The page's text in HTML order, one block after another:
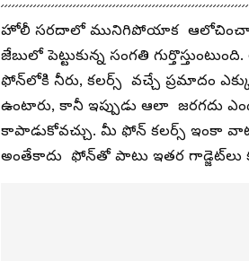
హోలీ సరదాలో మునిగిపోయాక
జేబులో పెట్టుకున్న సంగతి
ఫోన్‌లోకి నీరు, కలర్స్ వచ్చే ప్రమాదం
ఉంటారు, కానీ ఇప్పుడు ఆలా జరగదు
కాపాడుకోవచ్చు. మీ ఫోన్ కలర్స్ ఇంకా
అంతేకాదు ఫోన్‌తో పాటు ఇతర గాడ్జెట్‌లు